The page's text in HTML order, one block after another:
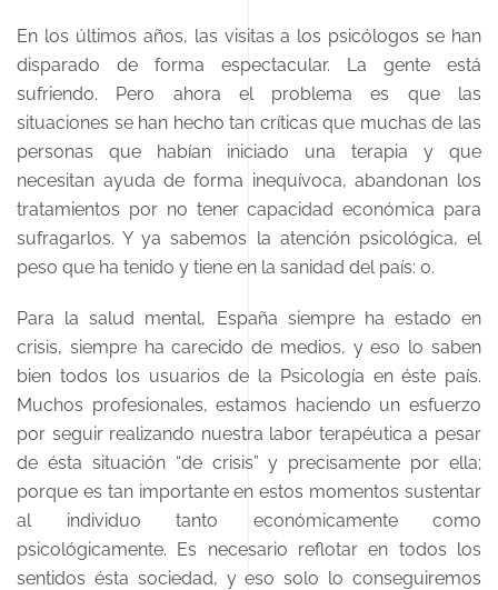
En los últimos años, las visitas a los psicólogos se han
disparado de forma espectacular. La gente está
sufriendo. Pero ahora el problema es que las
situaciones se han hecho tan críticas que muchas de las
personas que habían iniciado una terapia y que
necesitan ayuda de forma inequívoca, abandonan los
tratamientos por no tener capacidad económica para
sufragarlos. Y ya sabemos la atención psicológica, el
peso que ha tenido y tiene en la sanidad del país: 0.
Para la salud mental, España siempre ha estado en
crisis, siempre ha carecido de medios, y eso lo saben
bien todos los usuarios de la Psicología en éste país.
Muchos profesionales, estamos haciendo un esfuerzo
por seguir realizando nuestra labor terapéutica a pesar
de ésta situación “de crisis” y precisamente por ella;
porque es tan importante en estos momentos sustentar
al individuo tanto económicamente como
psicológicamente. Es necesario reflotar en todos los
sentidos ésta sociedad, y eso solo lo conseguiremos